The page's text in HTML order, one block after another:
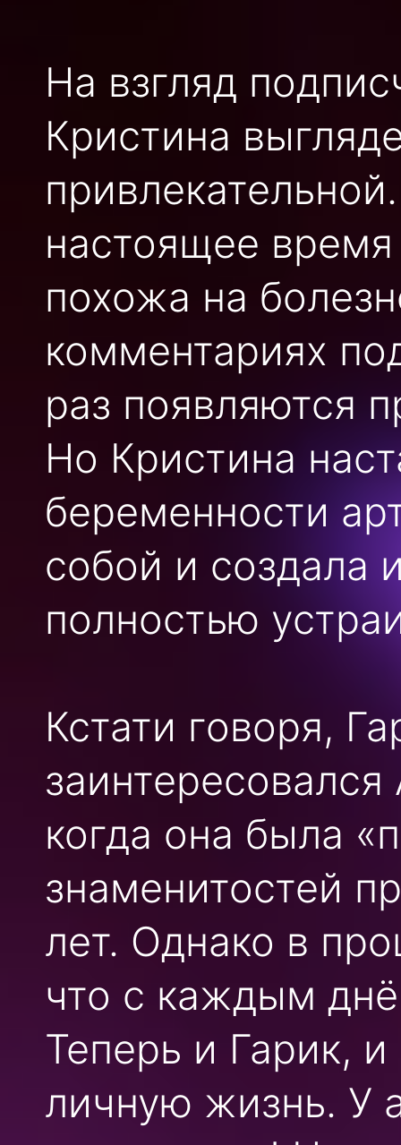
На взгляд
Кристина
настоящее
похожа на
комментариях
раз появляются
Но Кристина
беременности
собой и создала
полностью
Кстати говоря,
когда она была
знаменитостей
лет. Однако в
что с каждым
Теперь и Гарик,
личную жизнь. У